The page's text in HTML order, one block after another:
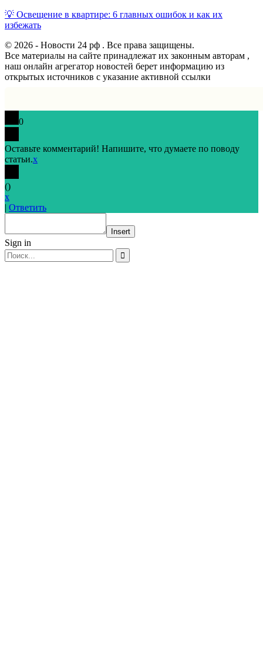
💡 Освещение в квартире: 6 главных ошибок и как их
избежать
© 2026 - Новости 24 рф . Все права защищены.
Все материалы на сайте принадлежат их законным авторам ,
наш онлайн агрегатор новостей берет информацию из
открытых источников с указание активной ссылки
0
Оставьте комментарий! Напишите, что думаете по поводу
статьи.x
()
x
| Ответить
Insert
Sign in